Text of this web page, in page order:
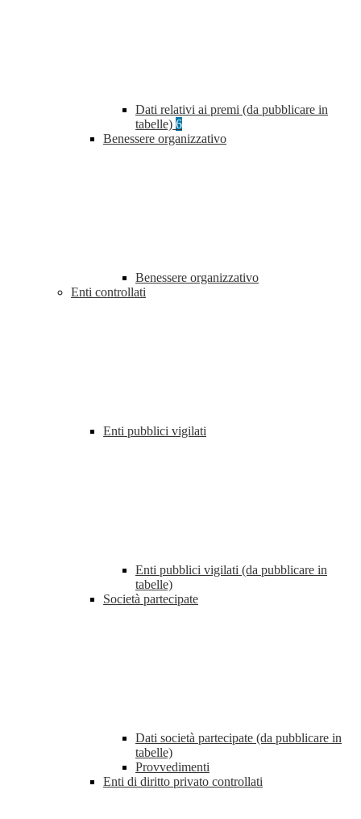
Dati relativi ai premi (da pubblicare in
tabelle) 6
Benessere organizzativo
Benessere organizzativo
Enti controllati
Enti pubblici vigilati
Enti pubblici vigilati (da pubblicare in
tabelle)
Società partecipate
Dati società partecipate (da pubblicare in
tabelle)
Provvedimenti
Enti di diritto privato controllati